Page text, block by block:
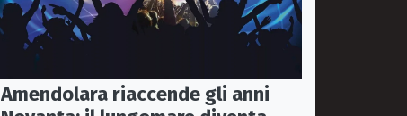
Amendolara riaccende gli anni